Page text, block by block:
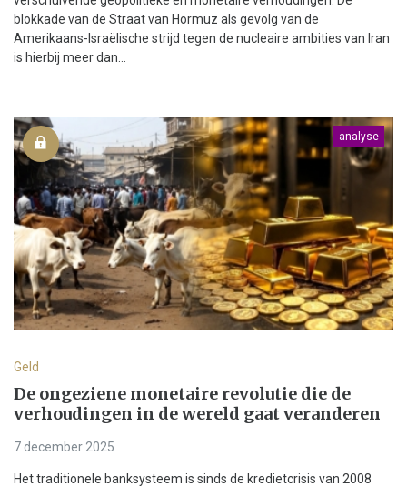
blokkade van de Straat van Hormuz als gevolg van de
Amerikaans-Israëlische strijd tegen de nucleaire ambities van Iran
is hierbij meer dan...
analyse
Geld
De ongeziene monetaire revolutie die de
verhoudingen in de wereld gaat veranderen
7 december 2025
Het traditionele banksysteem is sinds de kredietcrisis van 2008